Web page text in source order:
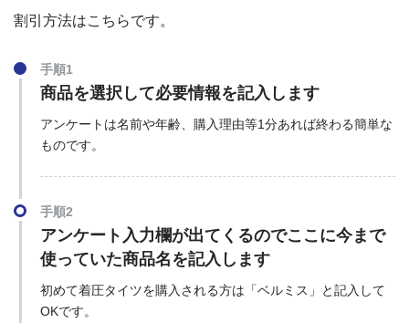
割引方法はこちらです。
手順1
商品を選択して必要情報を記入します
アンケートは名前や年齢、購入理由等1分あれば終わる簡単な
ものです。
手順2
アンケート入力欄が出てくるのでここに今まで
使っていた商品名を記入します
初めて着圧タイツを購入される方は「ベルミス」と記入して
OKです。